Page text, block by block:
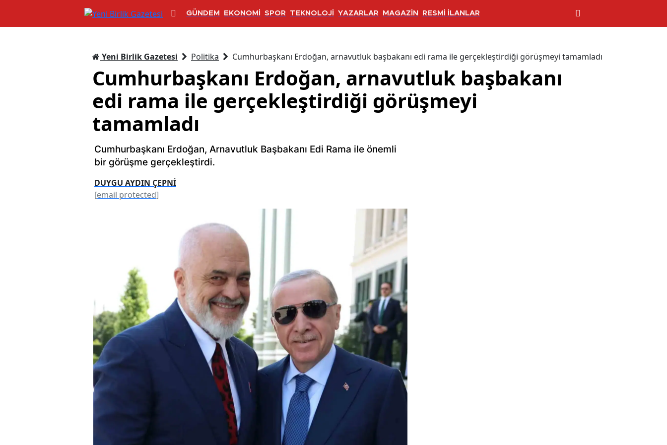
GÜNDEM EKONOMİ SPOR TEKNOLOJİ YAZARLAR MAGAZİN RESMİ İLANLAR
Yeni Birlik Gazetesi Politika Cumhurbaşkanı Erdoğan, arnavutluk başbakanı edi rama ile gerçekleştirdiği görüşmeyi tamamladı
Cumhurbaşkanı Erdoğan, arnavutluk başbakanı
edi rama ile gerçekleştirdiği görüşmeyi
tamamladı
Cumhurbaşkanı Erdoğan, Arnavutluk Başbakanı Edi Rama ile önemli
bir görüşme gerçekleştirdi.
DUYGU AYDIN ÇEPNİ
[email protected]